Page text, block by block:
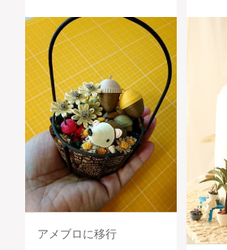
アメブロに移行